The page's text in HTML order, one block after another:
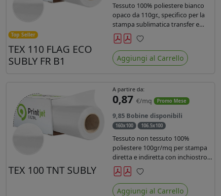
Top Seller
TEX 110 FLAG ECO
SUBLY FR B1
Tessuto 100% poliestere bianco
opaco da 110gr., specifico per la
stampa sublimatica transfer e
diretta. Ideale per la realizzazione
di stendardi e bandiere, grazie al
passaggio dell'inchiostro su
entrambi i lati. Dotato di
Preferiti
Aggiungi al Carrello
TEX 100 TNT SUBLY
A partire da:
0,87 €/mq Promo Mese
9,85 Bobine disponibili
160x100 106.5x100
Tessuto non tessuto 100%
poliestere 100gr/mq per stampa
diretta e indiretta con inchiostro
sublimatico, latex e uv.
Preferiti
Aggiungi al Carrello